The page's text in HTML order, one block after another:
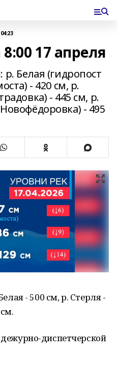
17 апреля
Белая (гидропост
- 420 см, р.
- 445 см, р.
- 495
- 500 см, р. Стерля -
диспетчерской